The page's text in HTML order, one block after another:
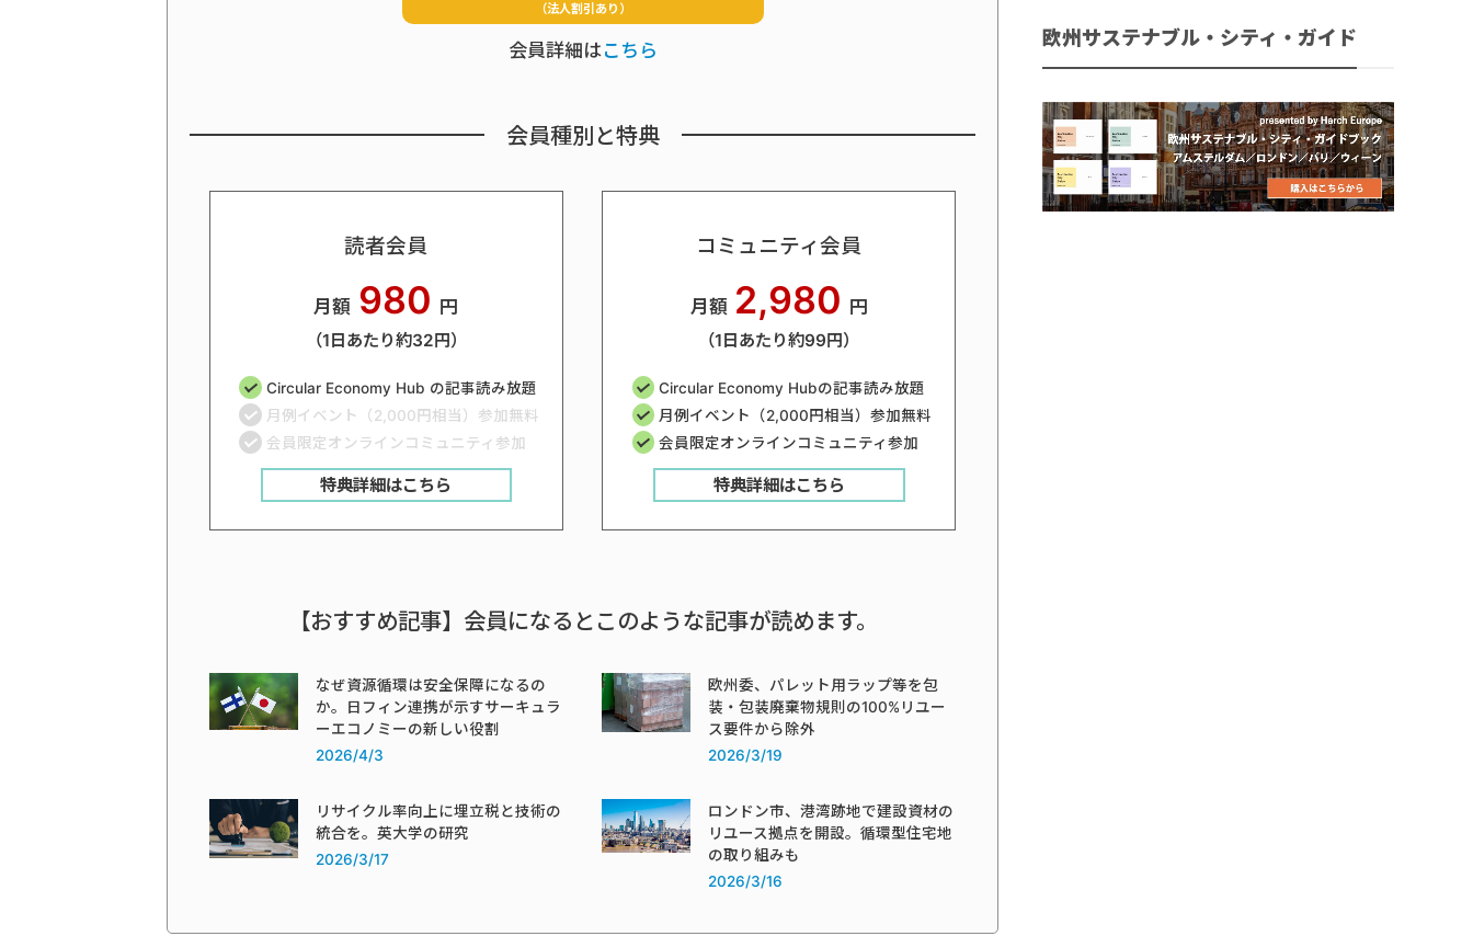
（法人割引あり）
会員詳細はこちら
会員種別と特典
読者会員
月額 980 円
（1日あたり約32円）
Circular Economy Hub の記事読み放題
月例イベント（2,000円相当）参加無料
会員限定オンラインコミュニティ参加
特典詳細はこちら
コミュニティ会員
月額 2,980 円
（1日あたり約99円）
Circular Economy Hubの記事読み放題
月例イベント（2,000円相当）参加無料
会員限定オンラインコミュニティ参加
特典詳細はこちら
【おすすめ記事】会員になるとこのような記事が読めます。
なぜ資源循環は安全保障になるの
か。日フィン連携が示すサーキュラ
ーエコノミーの新しい役割
2026/4/3
欧州委、パレット用ラップ等を包
装・包装廃棄物規則の100%リユー
ス要件から除外
2026/3/19
リサイクル率向上に埋立税と技術の
統合を。英大学の研究
2026/3/17
ロンドン市、港湾跡地で建設資材の
リユース拠点を開設。循環型住宅地
の取り組みも
2026/3/16
欧州サステナブル・シティ・ガイド